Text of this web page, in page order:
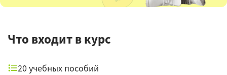
Что входит в курс
20 учебных пособий